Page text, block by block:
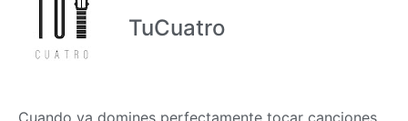
TuCuatro
Cuando ya domines perfectamente tocar canciones